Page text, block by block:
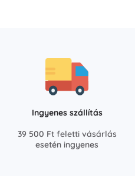
Ingyenes szállítás
39 500 Ft feletti vásárlás
esetén ingyenes